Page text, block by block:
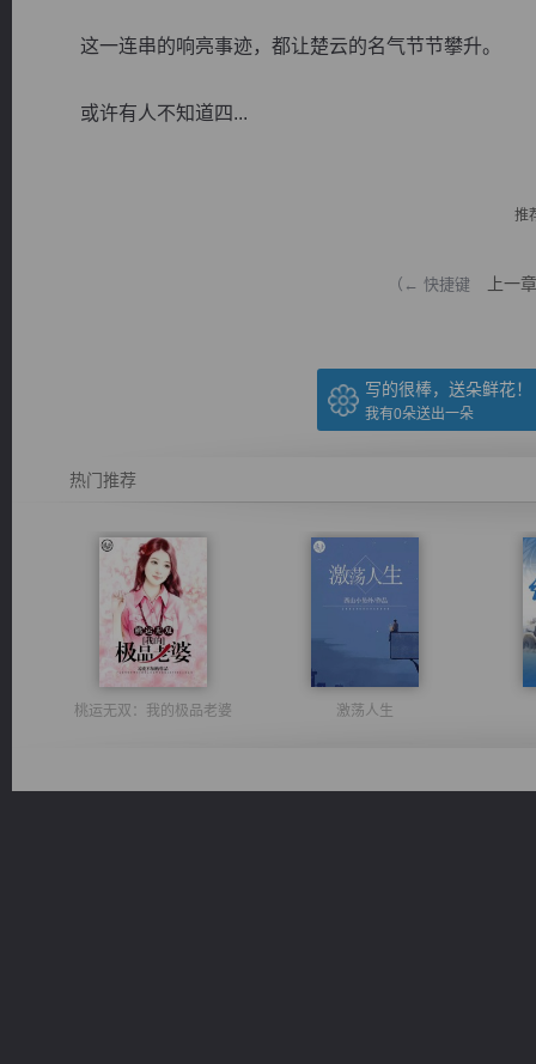
这一连串的响亮事迹，都让楚云的名气节节攀升。
或许有人不知道四...
推
（← 快捷键 上一章
写的很棒，送朵鲜花！
我有0朵送出一朵
热门推荐
桃运无双：我的极品老婆 激荡人生